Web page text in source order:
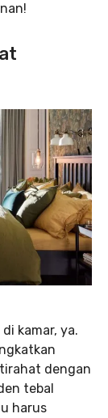
kamar, ya.
dengan
tebal
harus